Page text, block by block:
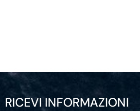
RICEVI INFORMAZIONI